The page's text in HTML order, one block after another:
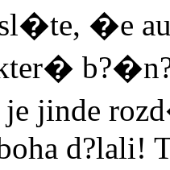
�e
jinde
d?lali!